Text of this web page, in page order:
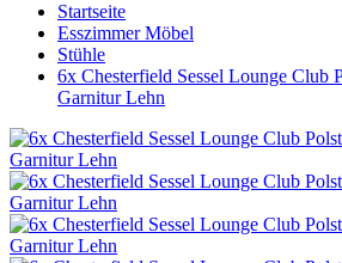
Startseite
Esszimmer Möbel
Stühle
6x Chesterfield Sessel Lounge Club
Garnitur Lehn